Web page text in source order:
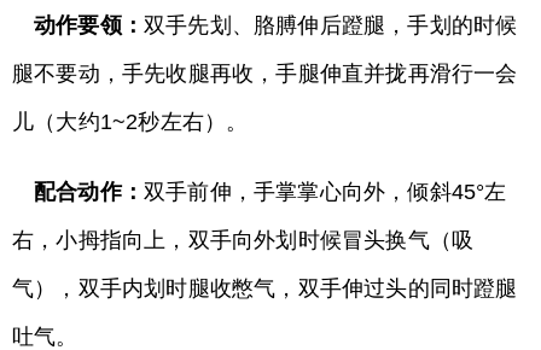
动作要领： 双手先划、胳膊伸后蹬腿，手划的时候
腿不要动，手先收腿再收，手腿伸直并拢再滑行一会
儿（大约1~2秒左右）。
配合动作： 双手前伸，手掌掌心向外，倾斜45°左
右，小拇指向上，双手向外划时候冒头换气（吸
气），双手内划时腿收憋气，双手伸过头的同时蹬腿
吐气。